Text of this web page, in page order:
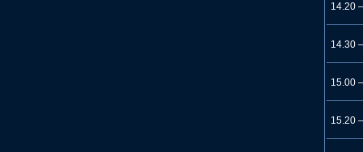
14.20
14.30
15.00
15.20